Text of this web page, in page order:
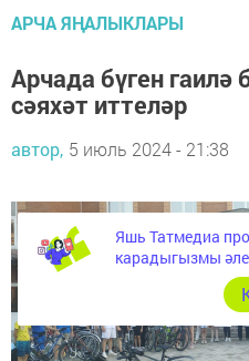
АРЧА ЯҢАЛЫКЛАРЫ
Арчада бүген гаилә
сәяхәт иттеләр
автор, 5 июль 2024 - 21:38
Яшь Татмедиа
карадыгызмы